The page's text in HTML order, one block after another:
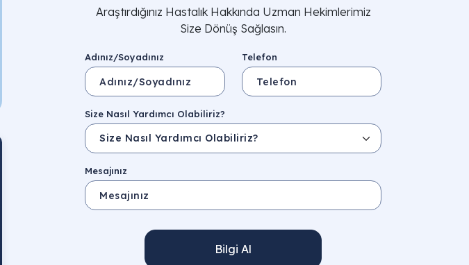
Araştırdığınız Hastalık Hakkında Uzman Hekimlerimiz
Size Dönüş Sağlasın.
Adınız/Soyadınız Telefon
Size Nasıl Yardımcı Olabiliriz?
Mesajınız
Bilgi Al